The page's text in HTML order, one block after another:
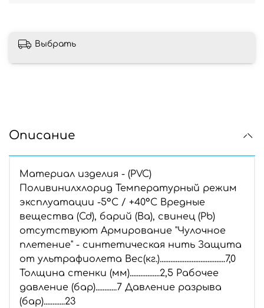
Выбрать
Описание
Материал изделия - (PVC)
Поливинилхлорид Температурный режим
эксплуатации -5°С / +40°С Вредные
вещества (Cd), барий (Ba), свинец (Pb)
отсутствуют Армирование "Чулочное
плетение" - синтетическая нить Защита
от ультрафиолета Вес(кг.).....................................7,0
Толщина стенки (мм).................2,5 Рабочее
давление (бар)............7 Давление разрыва
(бар)............23